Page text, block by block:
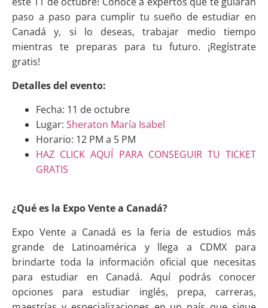
paso a paso para cumplir tu sueño de estudiar en
Canadá y, si lo deseas, trabajar medio tiempo
mientras te preparas para tu futuro. ¡Regístrate
gratis!
Detalles del evento:
Fecha: 11 de octubre
Lugar: Sheraton María Isabel
Horario: 12 PM a 5 PM
HAZ CLICK AQUÍ PARA CONSEGUIR TU TICKET
GRATIS
¿Qué es la Expo Vente a Canadá?
Expo Vente a Canadá es la feria de estudios más
grande de Latinoamérica y llega a CDMX para
brindarte toda la información oficial que necesitas
para estudiar en Canadá. Aquí podrás conocer
opciones para estudiar inglés, prepa, carreras,